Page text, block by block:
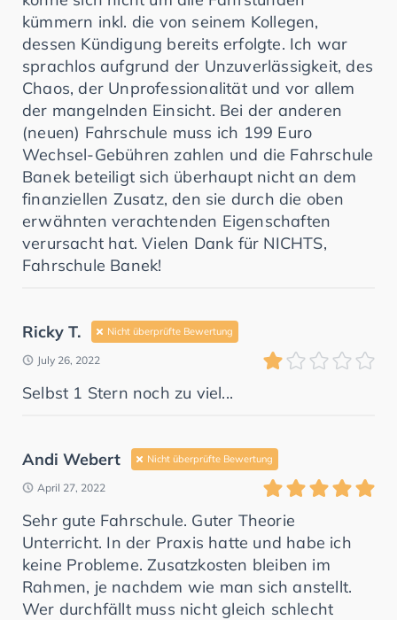
kümmern inkl. die von seinem Kollegen,
dessen Kündigung bereits erfolgte. Ich war
sprachlos aufgrund der Unzuverlässigkeit, des
Chaos, der Unprofessionalität und vor allem
der mangelnden Einsicht. Bei der anderen
(neuen) Fahrschule muss ich 199 Euro
Wechsel-Gebühren zahlen und die Fahrschule
Banek beteiligt sich überhaupt nicht an dem
finanziellen Zusatz, den sie durch die oben
erwähnten verachtenden Eigenschaften
verursacht hat. Vielen Dank für NICHTS,
Fahrschule Banek!
Ricky T. Nicht überprüfte Bewertung
July 26, 2022
Selbst 1 Stern noch zu viel...
Andi Webert Nicht überprüfte Bewertung
April 27, 2022
Sehr gute Fahrschule. Guter Theorie
Unterricht. In der Praxis hatte und habe ich
keine Probleme. Zusatzkosten bleiben im
Rahmen, je nachdem wie man sich anstellt.
Wer durchfällt muss nicht gleich schlecht